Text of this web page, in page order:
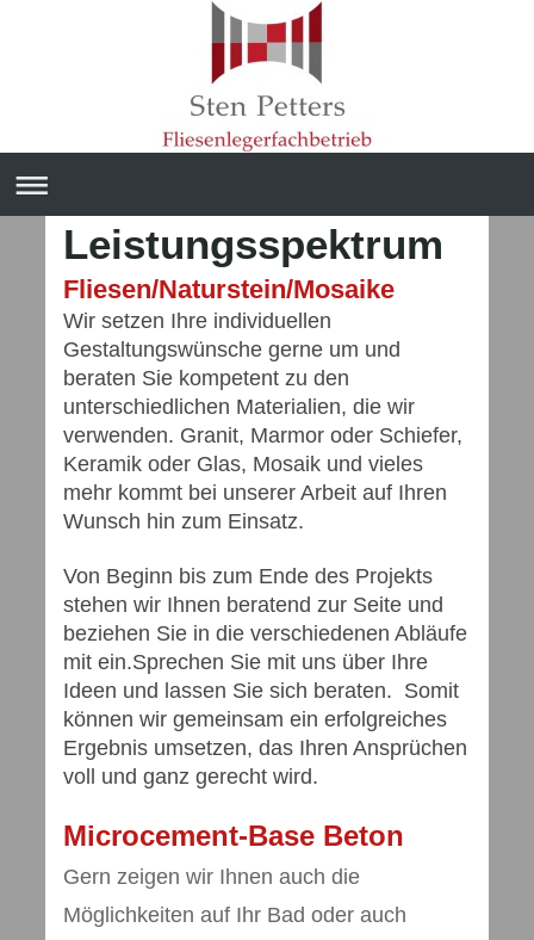
Leistungsspektrum
Fliesen/Naturstein/Mosaike
Wir setzen Ihre individuellen
Gestaltungswünsche gerne um und
beraten Sie kompetent zu den
unterschiedlichen Materialien, die wir
verwenden. Granit, Marmor oder Schiefer,
Keramik oder Glas, Mosaik und vieles
mehr kommt bei unserer Arbeit auf Ihren
Wunsch hin zum Einsatz.
Von Beginn bis zum Ende des Projekts
stehen wir Ihnen beratend zur Seite und
beziehen Sie in die verschiedenen Abläufe
mit ein.Sprechen Sie mit uns über Ihre
Ideen und lassen Sie sich beraten. Somit
können wir gemeinsam ein erfolgreiches
Ergebnis umsetzen, das Ihren Ansprüchen
voll und ganz gerecht wird.
Microcement-Base Beton
Gern zeigen wir Ihnen auch die
Möglichkeiten auf Ihr Bad oder auch